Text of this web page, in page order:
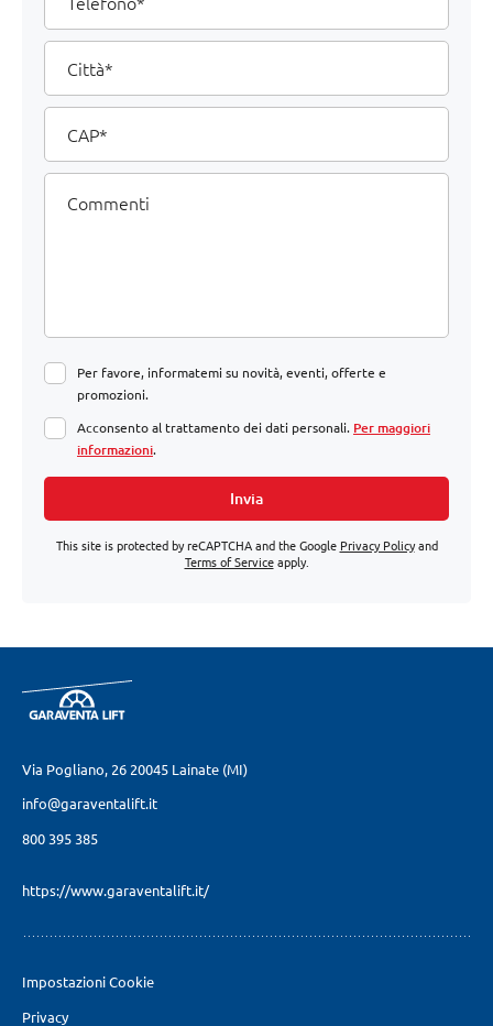
Città
CAP
Commenti
Per favore, informatemi su novità, eventi, offerte e
promozioni.
Acconsento al trattamento dei dati personali. Per maggiori
informazioni.
Invia
This site is protected by reCAPTCHA and the Google Privacy Policyand
Terms of Serviceapply.
Via Pogliano, 26 20045 Lainate (MI)
info@garaventalift.it
800 395 385
https://www.garaventalift.it/
Impostazioni Cookie
Privacy